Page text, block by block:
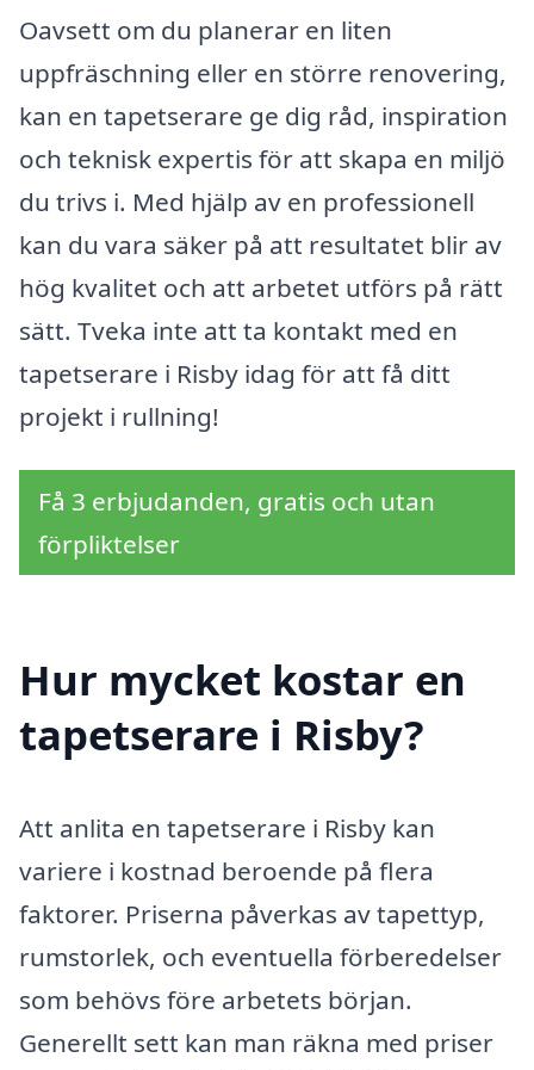
Oavsett om du planerar en liten
uppfräschning eller en större renovering,
kan en tapetserare ge dig råd, inspiration
och teknisk expertis för att skapa en miljö
du trivs i. Med hjälp av en professionell
kan du vara säker på att resultatet blir av
hög kvalitet och att arbetet utförs på rätt
sätt. Tveka inte att ta kontakt med en
tapetserare i Risby idag för att få ditt
projekt i rullning!
Få 3 erbjudanden, gratis och utan
förpliktelser
Hur mycket kostar en
tapetserare i Risby?
Att anlita en tapetserare i Risby kan
variere i kostnad beroende på flera
faktorer. Priserna påverkas av tapettyp,
rumstorlek, och eventuella förberedelser
som behövs före arbetets början.
Generellt sett kan man räkna med priser